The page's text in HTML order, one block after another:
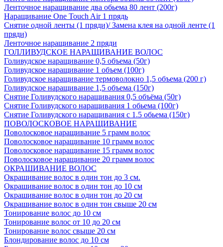
Ленточное наращивание два обьема 80 лент (200г)
Наращивание One Touch Air 1 прядь
Снятие одной ленты (1 пряди)/ Замена клея на одной ленте (1
пряди)
Ленточное наращивание 2 пряди
ГОЛЛИВУДСКОЕ НАРАЩИВАНИЕ ВОЛОС
Голивудское наращивание 0,5 объема (50г)
Голивудское наращивание 1 объем (100г)
Голивудское наращивание термоволокно 1,5 объема (200 г)
Голивудское наращивание 1,5 объема (150г)
Снятие Голивудского наращивания 0,5 объёма (50г)
Снятие Голивудского наращивания 1 обьема (100г)
Снятие Голивудского наращивания с 1.5 обьема (150г)
ПОВОЛОСКОВОЕ НАРАЩИВАНИЕ
Поволосковое наращивание 5 грамм волос
Поволосковое наращивание 10 грамм волос
Поволосковое наращивание 15 грамм волос
Поволосковое наращивание 20 грамм волос
ОКРАШИВАНИЕ ВОЛОС
Окрашивание волос в один тон до 3 см.
Окрашивание волос в один тон до 10 см
Окрашивание волос в один тон до 20 см
Окрашивание волос в один тон свыше 20 см
Тонирование волос до 10 см
Тонирование волос от 10 до 20 см
Тонирование волос свыше 20 см
Блондирование волос до 10 см